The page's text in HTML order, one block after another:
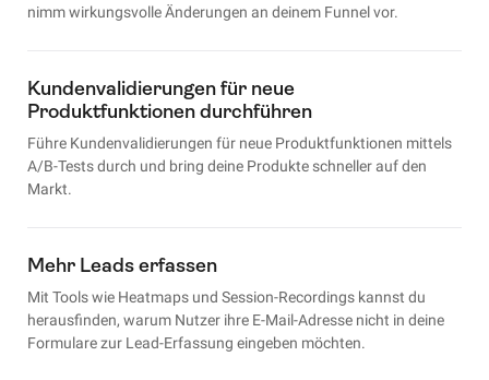
nimm wirkungsvolle Änderungen an deinem Funnel vor.
Kundenvalidierungen für neue
Produktfunktionen durchführen
Führe Kundenvalidierungen für neue Produktfunktionen mittels
A/B-Tests durch und bring deine Produkte schneller auf den
Markt.
Mehr Leads erfassen
Mit Tools wie Heatmaps und Session-Recordings kannst du
herausfinden, warum Nutzer ihre E-Mail-Adresse nicht in deine
Formulare zur Lead-Erfassung eingeben möchten.